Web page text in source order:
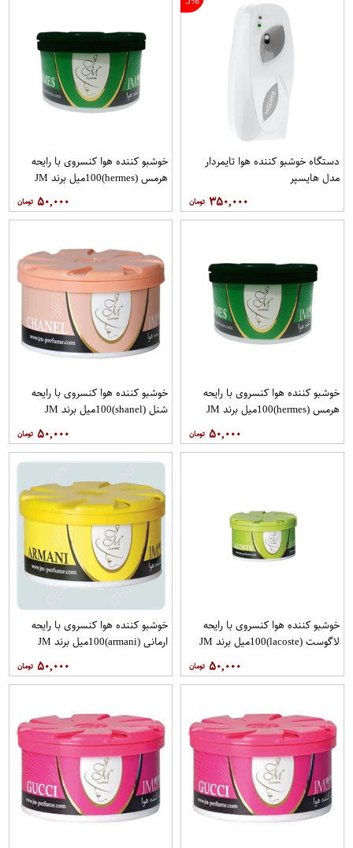
دستگاه خوشبو کننده هوا تایمردار
مدل هایسپر
۳۵۰,۰۰۰
خوشبو کننده هوا کنسروی با رایحه
هرمس (hermes)100میل برند JM
۵۰,۰۰۰
خوشبو کننده هوا کنسروی با رایحه
هرمس (hermes)100میل برند JM
۵۰,۰۰۰
خوشبو کننده هوا کنسروی با رایحه
شنل (shanel)100میل برند JM
۵۰,۰۰۰
خوشبو کننده هوا کنسروی با رایحه
لاگوست (lacoste)100میل برند JM
۵۰,۰۰۰
خوشبو کننده هوا کنسروی با رایحه
ارمانی (armani)100میل برند JM
۵۰,۰۰۰